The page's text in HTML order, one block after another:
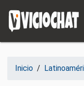
Inicio /